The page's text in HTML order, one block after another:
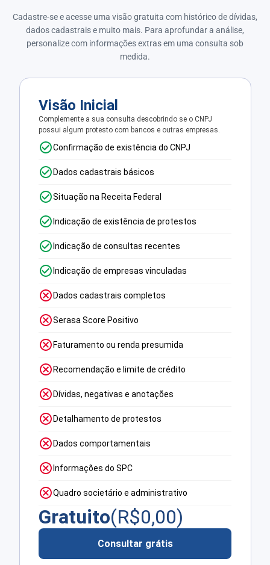
Cadastre-se e acesse uma visão gratuita com histórico de dívidas,
dados cadastrais e muito mais. Para aprofundar a análise,
personalize com informações extras em uma consulta sob
medida.
Visão Inicial
Complemente a sua consulta descobrindo se o CNPJ
possui algum protesto com bancos e outras empresas.
Confirmação de existência do CNPJ
Dados cadastrais básicos
Situação na Receita Federal
Indicação de existência de protestos
Indicação de consultas recentes
Indicação de empresas vinculadas
Dados cadastrais completos
Serasa Score Positivo
Faturamento ou renda presumida
Recomendação e limite de crédito
Dívidas, negativas e anotações
Detalhamento de protestos
Dados comportamentais
Informações do SPC
Quadro societário e administrativo
Gratuito(R$0,00)
Consultar grátis